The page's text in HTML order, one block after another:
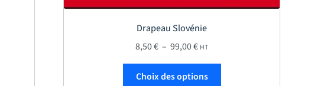
Drapeau Slovénie
8,50€ – 99,00€Plage de prix : 8,50 € à 99,00 €
HT
Choix des options